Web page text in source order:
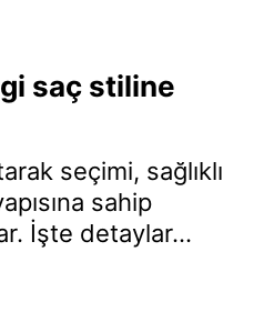
saç stiline
seçimi, sağlıklı
sahip
İşte detaylar...